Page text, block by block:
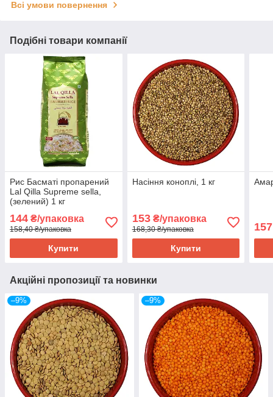
Всі умови повернення
Подібні товари компанії
Рис Басматі пропарений
Lal Qilla Supreme sella,
(зелений) 1 кг
144 ₴/упаковка
158,40 ₴/упаковка
Купити
Насіння коноплі, 1 кг
153₴/упаковка
168,30 ₴/упаковка
Купити
Акційні пропозиції та новинки
–9% –9%